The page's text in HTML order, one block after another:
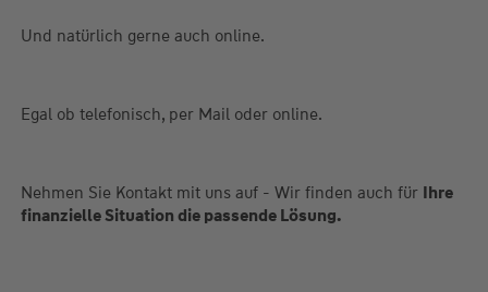
Und natürlich gerne auch online.
Egal ob telefonisch, per Mail oder online.
Nehmen Sie Kontakt mit uns auf - Wir finden auch für Ihre
finanzielle Situation die passende Lösung.